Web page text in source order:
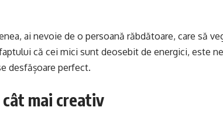
ai nevoie de o persoană răbdătoare, care să
că cei mici sunt deosebit de energici, este
desfășoare perfect.
cât mai creativ